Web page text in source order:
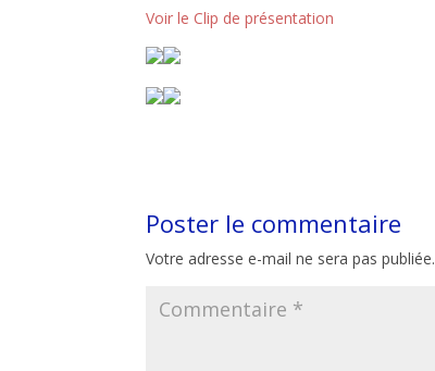
Voir le Clip de présentation
Poster le commentaire
Votre adresse e-mail ne sera pas publiée.